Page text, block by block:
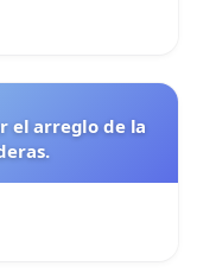
el arreglo de la